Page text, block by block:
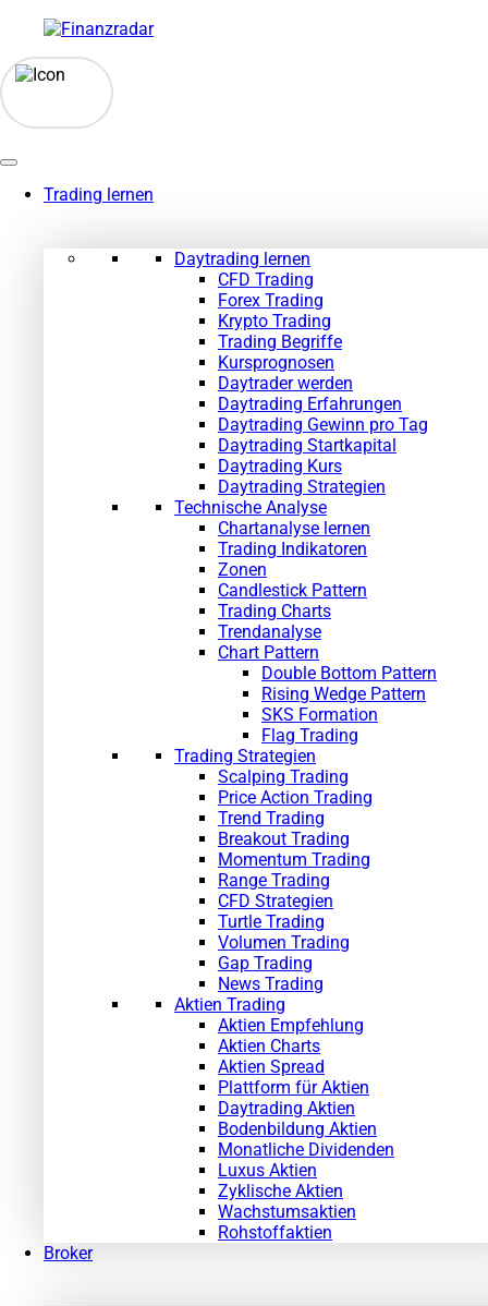
springen
Trading lernen
Daytrading lernen
CFD Trading
Forex Trading
Krypto Trading
Trading Begriffe
Kursprognosen
Daytrader werden
Daytrading Erfahrungen
Daytrading Gewinn pro Tag
Daytrading Startkapital
Daytrading Kurs
Daytrading Strategien
Technische Analyse
Chartanalyse lernen
Trading Indikatoren
Zonen
Candlestick Pattern
Trading Charts
Trendanalyse
Chart Pattern
Double Bottom Pattern
Rising Wedge Pattern
SKS Formation
Flag Trading
Trading Strategien
Scalping Trading
Price Action Trading
Trend Trading
Breakout Trading
Momentum Trading
Range Trading
CFD Strategien
Turtle Trading
Volumen Trading
Gap Trading
News Trading
Aktien Trading
Aktien Empfehlung
Aktien Charts
Aktien Spread
Plattform für Aktien
Daytrading Aktien
Bodenbildung Aktien
Monatliche Dividenden
Luxus Aktien
Zyklische Aktien
Wachstumsaktien
Rohstoffaktien
Broker